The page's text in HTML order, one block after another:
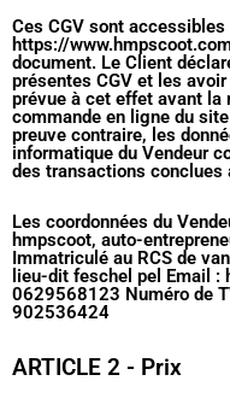
Ces CGV sont
https://
document. Le Client
présentes CGV et les
prévue à cet effet avant
commande en ligne du
preuve contraire, les
informatique du Vendeur
des transactions conclues
Les coordonnées du
hmpscoot, auto-
Immatriculé au RCS de
lieu-dit feschel pel Email :
0629568123 Numéro de
902536424
ARTICLE 2 - Prix